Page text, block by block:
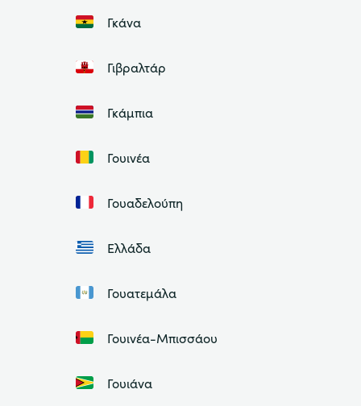
Γκάνα
Γιβραλτάρ
Γκάμπια
Γουινέα
Γουαδελούπη
Ελλάδα
Γουατεμάλα
Γουινέα-Μπισσάου
Γουιάνα